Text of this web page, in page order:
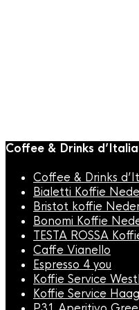
Coffee & Drinks d’Italia
Coffee & Drinks
Bialetti Koffie
Bristot koffie
Bonomi Koffie
TESTA ROSSA
Caffe Vianello
Espresso 4 you
Koffie Service
Koffie Service